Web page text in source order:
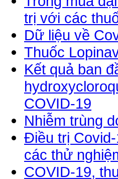
trị với các
Dữ liệu về
Thuốc
Kết quả ban
COVID-19
Nhiễm trùng
Điều trị
các thử
COVID-19,